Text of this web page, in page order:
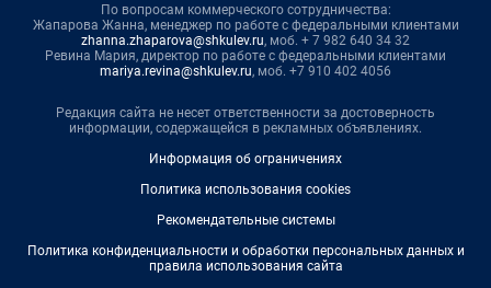
По вопросам коммерческого сотрудничества:
Жапарова Жанна, менеджер по работе с федеральными клиентами
zhanna.zhaparova@shkulev.ru, моб. + 7 982 640 34 32
Ревина Мария, директор по работе с федеральными клиентами
mariya.revina@shkulev.ru, моб. +7 910 402 4056
Редакция сайта не несет ответственности за достоверность
информации, содержащейся в рекламных объявлениях.
Информация об ограничениях
Политика использования cookies
Рекомендательные системы
Политика конфиденциальности и обработки персональных данных и
правила использования сайта